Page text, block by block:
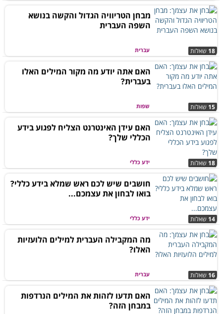
עברית 18 שאלות
מבחן הטריוויה הגדול והקשה בנושא
השפה העברית
שפות 15 שאלות
האם אתה יודע מה מקור המילים האלו
בעברית?
ידע כללי 18 שאלות
האם עידן האינטרנט הצליח לפגוע בידע
הכללי שלך?
ידע כללי 14 שאלות
חושבים שיש לכם ראש שמלא בידע כללי?
בואו לבחון את עצמכם...
עברית 16 שאלות
מה המקבילה העברית למילים הלועזיות
האלו?
האם תדעו לזהות את המילים הנרדפות
במבחן הזה?